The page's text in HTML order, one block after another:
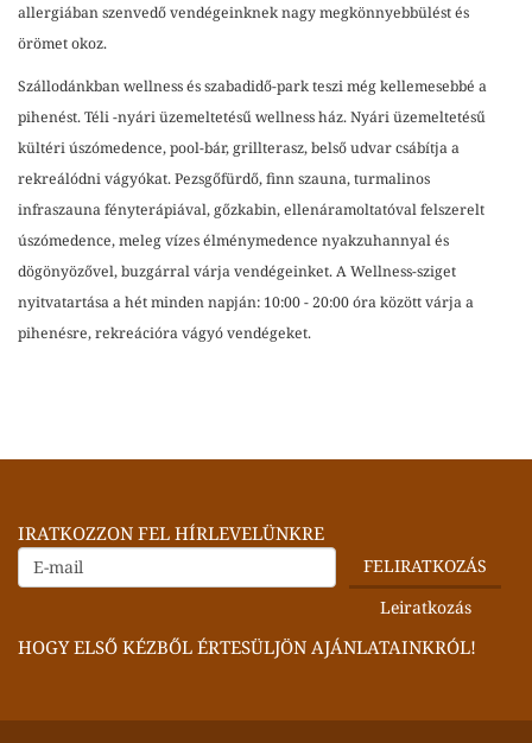
allergiában szenvedő vendégeinknek nagy megkönnyebbülést és
örömet okoz.
Szállodánkban wellness és szabadidő-park teszi még kellemesebbé a
pihenést. Téli -nyári üzemeltetésű wellness ház. Nyári üzemeltetésű
kültéri úszómedence, pool-bár, grillterasz, belső udvar csábítja a
rekreálódni vágyókat. Pezsgőfürdő, finn szauna, turmalinos
infraszauna fényterápiával, gőzkabin, ellenáramoltatóval felszerelt
úszómedence, meleg vízes élménymedence nyakzuhannyal és
dögönyözővel, buzgárral várja vendégeinket.A Wellness-sziget
nyitvatartása a hét minden napján: 10:00 - 20:00 óra között várja a
pihenésre, rekreációra vágyó vendégeket.
IRATKOZZON FEL HÍRLEVELÜNKRE
HOGY ELSŐ KÉZBŐL ÉRTESÜLJÖN AJÁNLATAINKRÓL!